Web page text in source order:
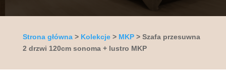
Strona główna> Kolekcje> MKP> Szafa przesuwna
2 drzwi 120cm sonoma + lustro MKP